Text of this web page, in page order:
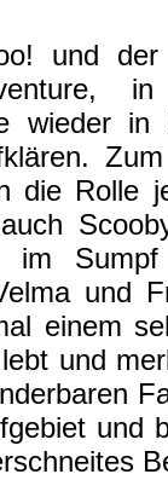
und
wieder in
die Rolle
im Sumpf
und
einem
und
und